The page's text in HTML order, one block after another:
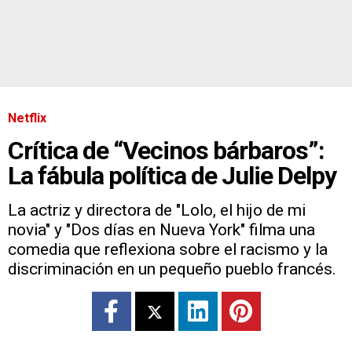
Netflix
Crítica de “Vecinos bárbaros”:
La fábula política de Julie Delpy
La actriz y directora de "Lolo, el hijo de mi
novia" y "Dos días en Nueva York" filma una
comedia que reflexiona sobre el racismo y la
discriminación en un pequeño pueblo francés.